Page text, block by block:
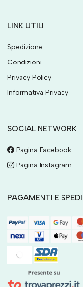
LINK UTILI
Spedizione
Condizioni
Privacy Policy
Informativa Privacy
SOCIAL NETWORK
Pagina Facebook
Pagina Instagram
PAGAMENTI E